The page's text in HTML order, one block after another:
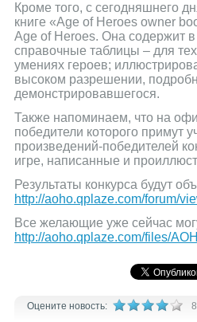
Кроме того, с сегодняшнего
книге «Age of Heroes owner
Age of Heroes. Она содержит
справочные таблицы – для
умениях героев;
высоком разрешении,
демонстрировавшегося.
Также напоминаем, что на
победители которого
произведений-победителей
игре, написанные и
Результаты конкурса будут
http://aoho.qplaze.com/forum/
Все желающие уже сейчас
http://aoho.qplaze.com/files/
Оцените новость: